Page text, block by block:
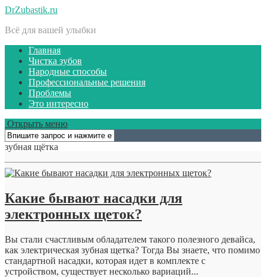
DrZubastik.ru
Всё для вашей улыбки
Главная
Чистка зубов
Народные способы
Профессиональные решения
Проблемы
Это интересно
Открыть меню
зубная щётка
Какие бывают насадки для
электронных щеток?
Вы стали счастливым обладателем такого полезного девайса,
как электрическая зубная щетка? Тогда Вы знаете, что помимо
стандартной насадки, которая идет в комплекте с
устройством, существует несколько вариаций...